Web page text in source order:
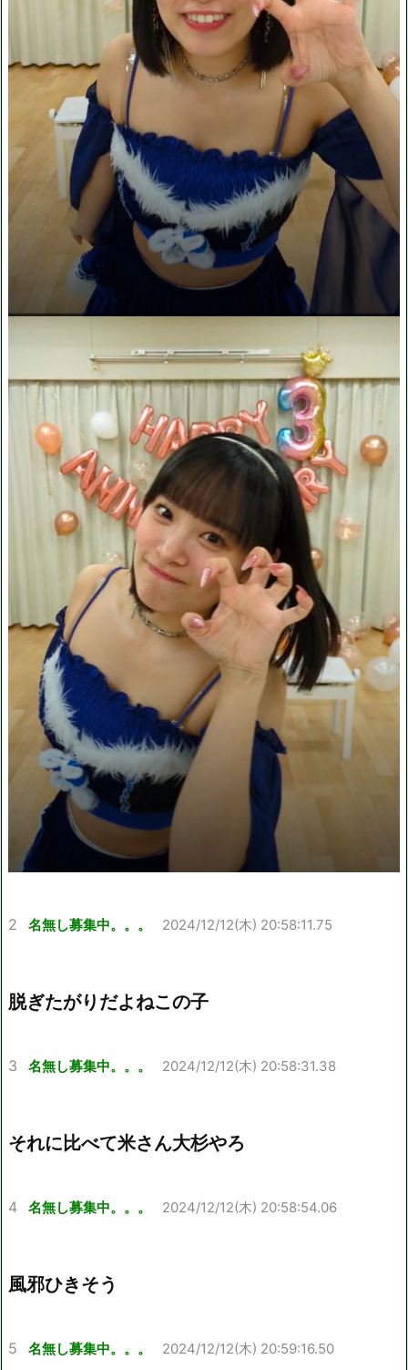
2 名無し募集中。。。 2024/12/12(木) 20:58:11.75
脱ぎたがりだよねこの子
3 名無し募集中。。。 2024/12/12(木) 20:58:31.38
それに比べて米さん大杉やろ
4 名無し募集中。。。 2024/12/12(木) 20:58:54.06
風邪ひきそう
5 名無し募集中。。。 2024/12/12(木) 20:59:16.50